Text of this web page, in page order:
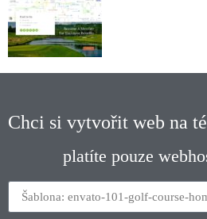
Chci si vytvořit web na
platíte pouze